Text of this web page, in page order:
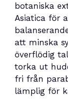
botaniska
Asiatica för
att minska
överflödig
torka ut
fri från
lämplig för